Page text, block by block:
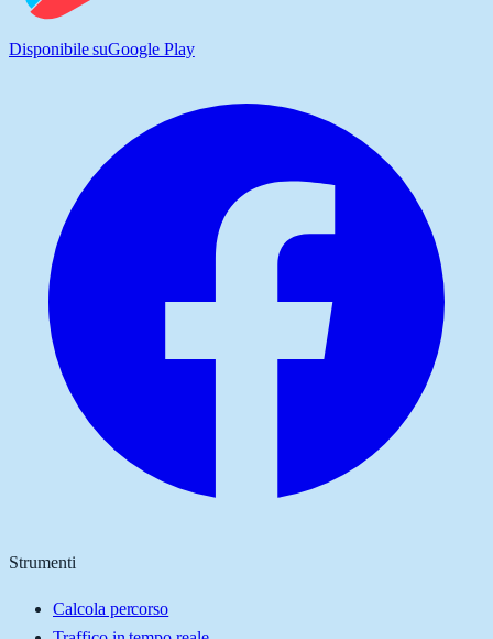
Disponibile suGoogle Play
Strumenti
Calcola percorso